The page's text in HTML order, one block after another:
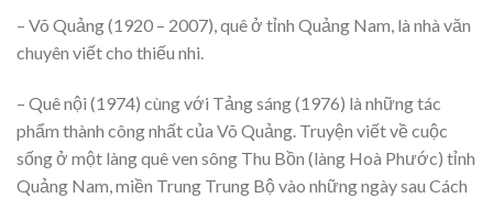
– Võ Quảng (1920 – 2007), quê ở tỉnh Quảng Nam, là nhà văn
chuyên viết cho thiếu nhi.
– Quê nội (1974) cùng với Tảng sáng (1976) là những tác
phẩm thành công nhất của Võ Quảng. Truyện viết về cuộc
sống ở một làng quê ven sông Thu Bồn (làng Hoà Phước) tỉnh
Quảng Nam, miền Trung Trung Bộ vào những ngày sau Cách